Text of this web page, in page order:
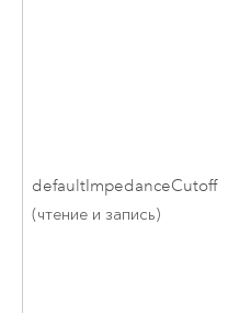
defaultImpedanceCutoff
(чтение и запись)